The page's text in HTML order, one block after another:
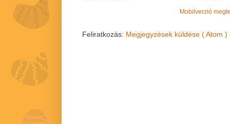
Mobilverzió
Feliratkozás: Megjegyzések küldése ( Atom )